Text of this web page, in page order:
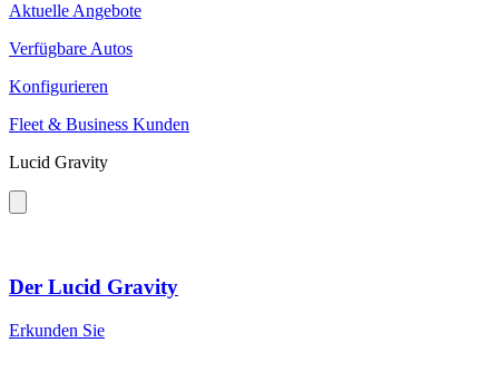
Aktuelle Angebote
Verfügbare Autos
Konfigurieren
Fleet & Business Kunden
Lucid Gravity
Der Lucid Gravity
Erkunden Sie